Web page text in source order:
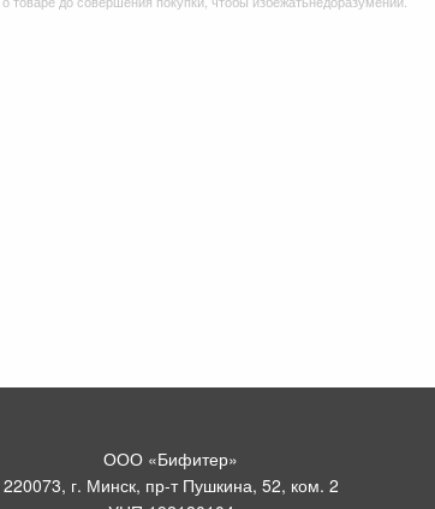
ООО «Бифитер»
220073, г. Минск, пр-т Пушкина, 52, ком. 2